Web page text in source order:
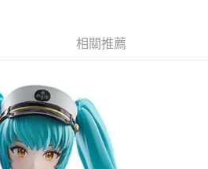
選擇「超商條碼／台灣大直營門市／銀行轉
」等通路繳費。
有限公司」（以下簡稱本公司）所提供，讓
買商品或服務，並由商店將買賣／分期付款
以上)免運費
以上)免運費
相關推薦